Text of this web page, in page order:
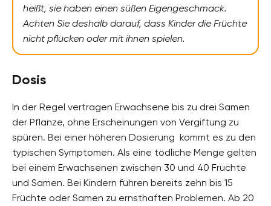
heißt, sie haben einen süßen Eigengeschmack.
Achten Sie deshalb darauf, dass Kinder die Früchte
nicht pflücken oder mit ihnen spielen.
Dosis
In der Regel vertragen Erwachsene bis zu drei Samen
der Pflanze, ohne Erscheinungen von Vergiftung zu
spüren. Bei einer höheren Dosierung kommt es zu den
typischen Symptomen. Als eine tödliche Menge gelten
bei einem Erwachsenen zwischen 30 und 40 Früchte
und Samen. Bei Kindern führen bereits zehn bis 15
Früchte oder Samen zu ernsthaften Problemen. Ab 20